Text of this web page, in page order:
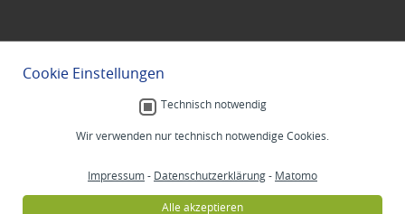
Cookie Einstellungen
Technisch notwendig
Wir verwenden nur technisch notwendige Cookies.
Impressum- Datenschutzerklärung- Matomo
Alle akzeptieren